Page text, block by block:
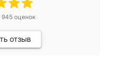
945оценок
отзыв